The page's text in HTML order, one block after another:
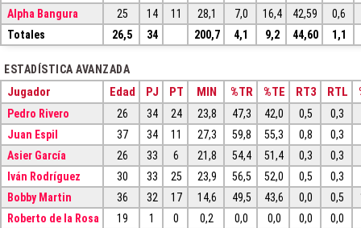
Alpha Bangura 25 14 11 28,1 7,0 16,4 42,59
0,6
Totales
26,5 34 200,7 4,1 9,2 44,60 1,1
ESTADÍSTICA AVANZADA
Jugador Edad PJ PT MIN %TR %TE RT3 RTL
Pedro Rivero 26 34 24 23,8 47,3 42,0 0,5
0,3
Juan Espil
37 34 11 27,3 59,8 55,3 0,8
0,3
Asier García
26 33 6 21,8 54,4 51,4 0,3
0,3
Iván Rodríguez
30 33 25 23,9 56,5 52,0 0,5
0,3
Bobby Martin
36 32 17 14,6 49,5 43,6 0,0 0,5
Roberto de la Rosa
19 1 0 0,2 0,0 0,0 0,0
0,0